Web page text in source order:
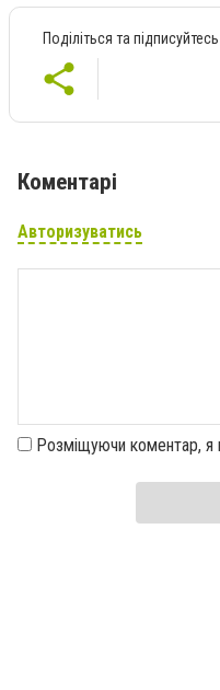
Поділіться та
Коментарі
Авторизуватись
Розміщуючи коментар, я